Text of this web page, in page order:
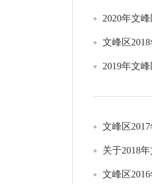
2020年文
文峰区
2019年文
文峰区
关于2018
文峰区